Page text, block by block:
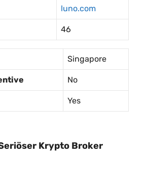
luno.com
46
Singapore
No
Yes
Krypto Broker